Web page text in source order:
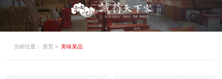
当前位置： 首页 > 美味菜品